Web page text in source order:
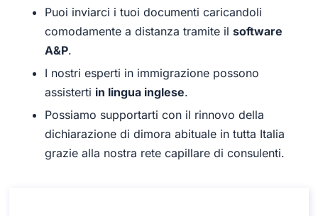
Puoi inviarci i tuoi documenti caricandoli
comodamente a distanza tramite ilsoftware
A&P.
I nostri esperti in immigrazione possono
assisterti in lingua inglese.
Possiamo supportarti con il rinnovo della
dichiarazione di dimora abituale in tutta Italia
grazie alla nostra rete capillare di consulenti.